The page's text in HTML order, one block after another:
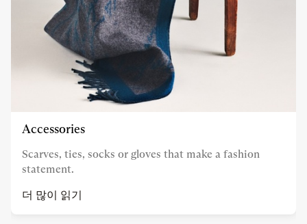
Accessories
Scarves, ties, socks or gloves that make a fashion
statement.
더 많이 읽기